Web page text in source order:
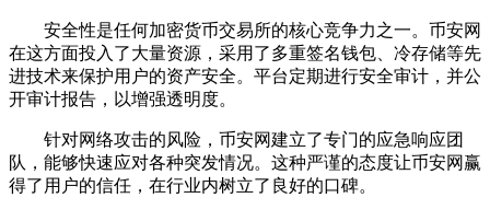
安全性是任何加密货币交易所的核心竞争力之一。币安网
在这方面投入了大量资源，采用了多重签名钱包、冷存储等先
进技术来保护用户的资产安全。平台定期进行安全审计，并公
开审计报告，以增强透明度。
针对网络攻击的风险，币安网建立了专门的应急响应团
队，能够快速应对各种突发情况。这种严谨的态度让币安网赢
得了用户的信任，在行业内树立了良好的口碑。